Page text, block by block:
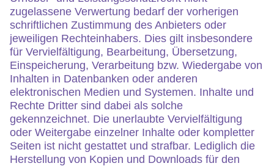
zugelassene Verwertung bedarf der vorherigen
schriftlichen Zustimmung des Anbieters oder
jeweiligen Rechteinhabers. Dies gilt insbesondere
für Vervielfältigung, Bearbeitung, Übersetzung,
Einspeicherung, Verarbeitung bzw. Wiedergabe von
Inhalten in Datenbanken oder anderen
elektronischen Medien und Systemen. Inhalte und
Rechte Dritter sind dabei als solche
gekennzeichnet. Die unerlaubte Vervielfältigung
oder Weitergabe einzelner Inhalte oder kompletter
Seiten ist nicht gestattet und strafbar. Lediglich die
Herstellung von Kopien und Downloads für den